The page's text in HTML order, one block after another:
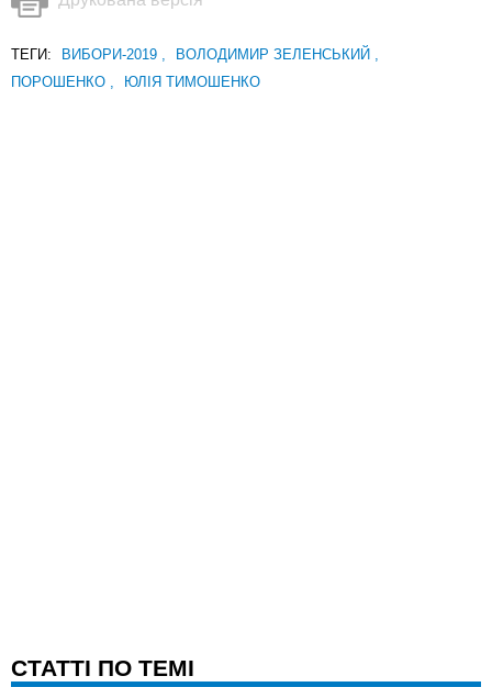
ТЕГИ: ВИБОРИ-2019 , ВОЛОДИМИР ЗЕЛЕНСЬКИЙ ,
ПОРОШЕНКО , ЮЛІЯ ТИМОШЕНКО
CТАТТІ ПО ТЕМІ